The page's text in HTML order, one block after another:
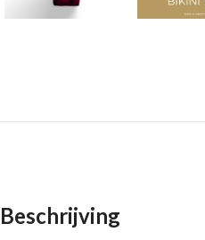
Beschrijving